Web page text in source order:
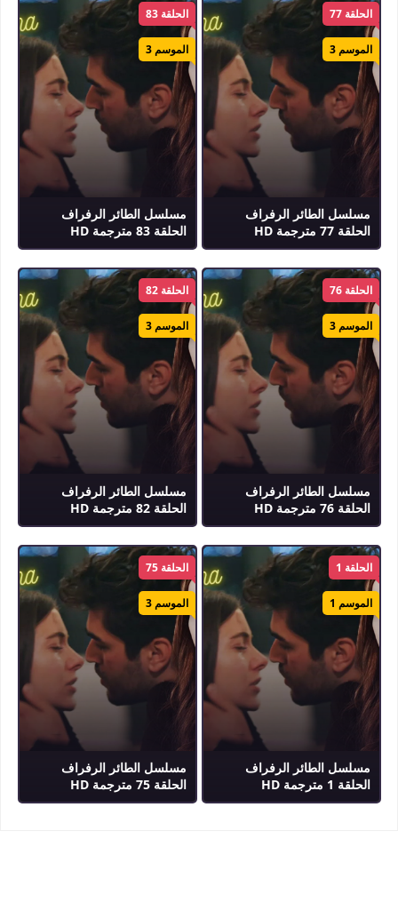
مسلسل الطائر الرفراف
الحلقة 77 مترجمة HD
الحلقة 77
الموسم 3
مسلسل الطائر الرفراف
الحلقة 83 مترجمة HD
الحلقة 83
الموسم 3
مسلسل الطائر الرفراف
الحلقة 76 مترجمة HD
الحلقة 76
الموسم 3
مسلسل الطائر الرفراف
الحلقة 82 مترجمة HD
الحلقة 82
الموسم 3
مسلسل الطائر الرفراف
الحلقة 1 مترجمة HD
الحلقة 1
الموسم 1
مسلسل الطائر الرفراف
الحلقة 75 مترجمة HD
الحلقة 75
الموسم 3